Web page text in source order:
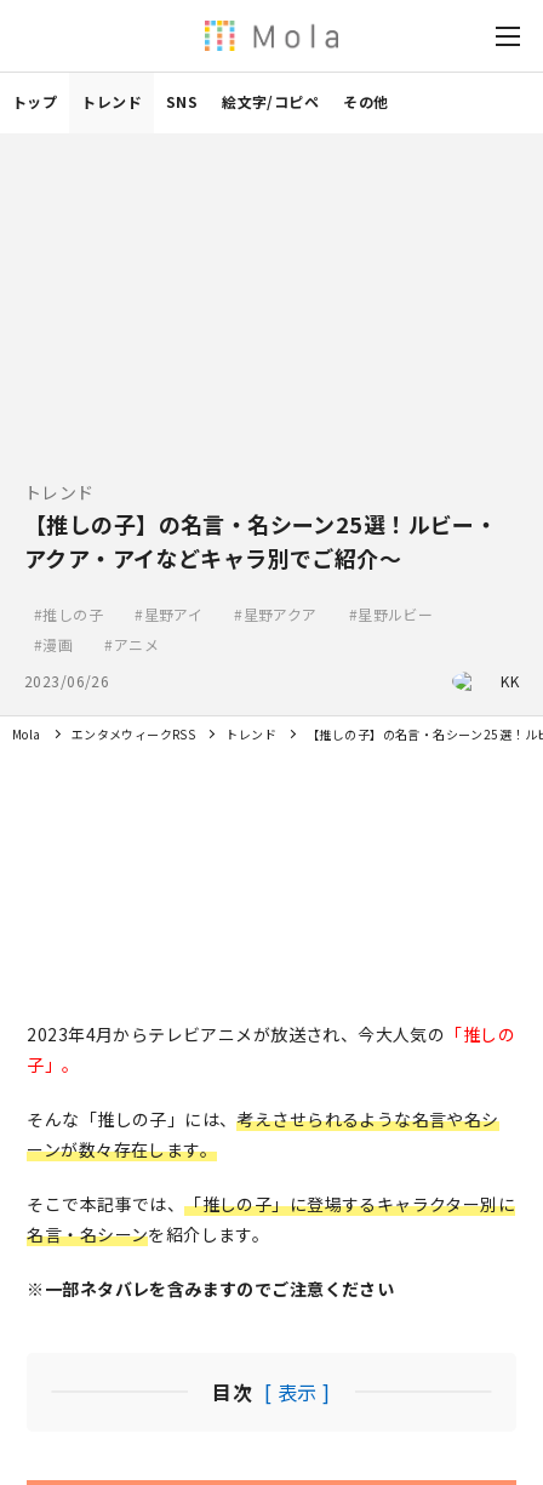
トップ トレンド SNS 絵文字/コピペ その他
トレンド
【推しの子】の名言・名シーン25選！ルビー・
アクア・アイなどキャラ別でご紹介～
推しの子 星野アイ 星野アクア
星野ルビー
漫画
アニメ
2023/06/26
KK
Mola エンタメウィークRSS トレンド 【推しの子】の名言・名シーン25選！
2023年4月からテレビアニメが放送され、今大人気の 「推しの
子」。
そんな「推しの子」には、考えさせられるような名言や名シ
ーンが数々存在します。
そこで本記事では、「推しの子」に登場するキャラクター別に
名言・名シーンを紹介します。
※一部ネタバレを含みますのでご注意ください
目次 [ 表示 ]